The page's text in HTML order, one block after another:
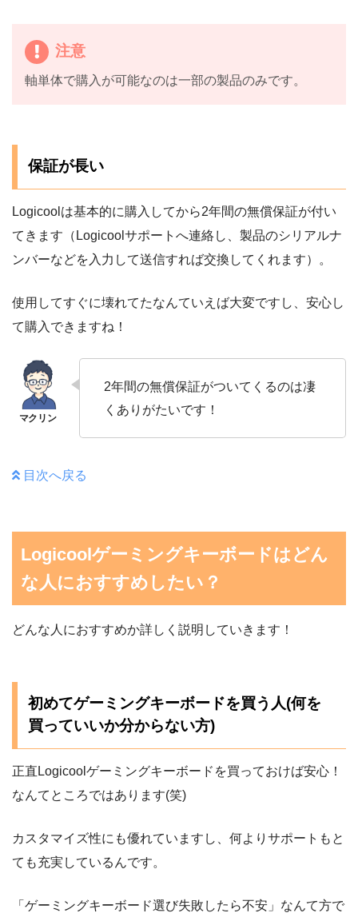
注意
軸単体で購入が可能なのは一部の製品のみです。
保証が長い
Logicoolは基本的に購入してから2年間の無償保証が付い
てきます（Logicoolサポートへ連絡し、製品のシリアルナ
ンバーなどを入力して送信すれば交換してくれます）。
使用してすぐに壊れてたなんていえば大変ですし、安心し
て購入できますね！
2年間の無償保証がついてくるのは凄
くありがたいです！
目次へ戻る
Logicoolゲーミングキーボードはどん
な人におすすめしたい？
どんな人におすすめか詳しく説明していきます！
初めてゲーミングキーボードを買う人(何を
買っていいか分からない方)
正直Logicoolゲーミングキーボードを買っておけば安心！
なんてところではあります(笑)
カスタマイズ性にも優れていますし、何よりサポートもと
ても充実しているんです。
「ゲーミングキーボード選び失敗したら不安」なんて方で